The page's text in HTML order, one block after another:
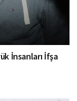
İnsanları İfşa